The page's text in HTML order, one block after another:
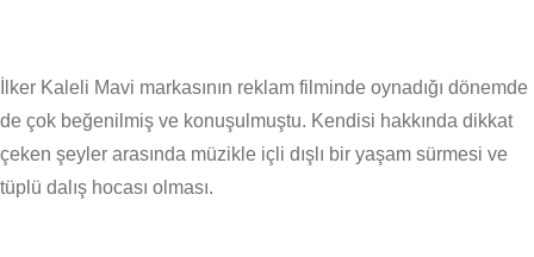
İlker Kaleli Mavi markasının reklam filminde oynadığı dönemde
de çok beğenilmiş ve konuşulmuştu. Kendisi hakkında dikkat
çeken şeyler arasında müzikle içli dışlı bir yaşam sürmesi ve
tüplü dalış hocası olması.